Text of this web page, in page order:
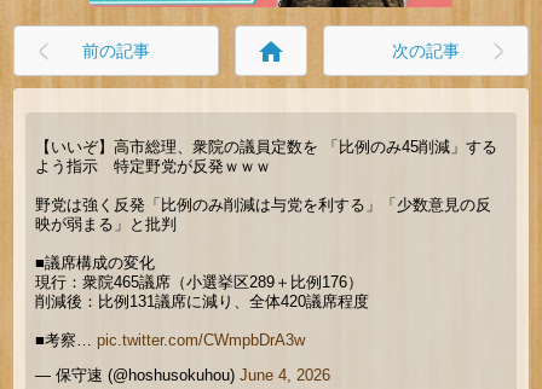
前の記事 home 次の記事
【いいぞ】高市総理、衆院の議員定数を 「比例のみ45削減」する
よう指示 特定野党が反発ｗｗｗ
野党は強く反発「比例のみ削減は与党を利する」「少数意見の反
映が弱まる」と批判
■議席構成の変化
現行：衆院465議席（小選挙区289＋比例176）
削減後：比例131議席に減り、全体420議席程度
■考察…pic.twitter.com/CWmpbDrA3w
— 保守速 (@hoshusokuhou)June 4, 2026